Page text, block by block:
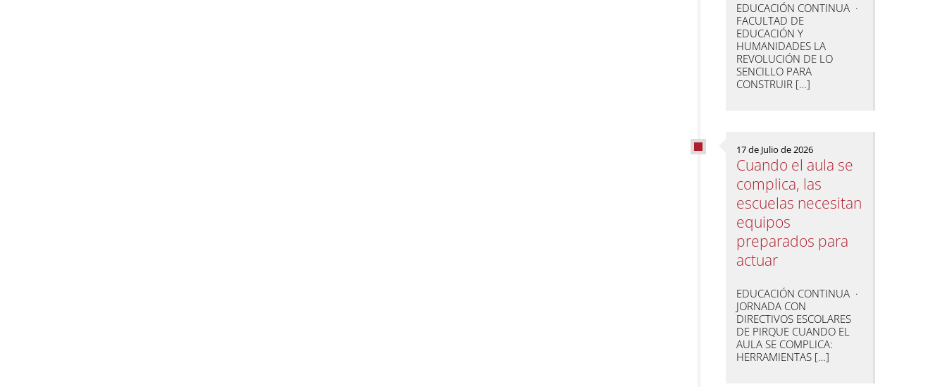
EDUCACIÓN CONTINUA ·
FACULTAD DE
EDUCACIÓN Y
HUMANIDADES LA
REVOLUCIÓN DE LO
SENCILLO PARA
CONSTRUIR […]
17 de Julio de 2026
Cuando el aula se
complica, las
escuelas necesitan
equipos
preparados para
actuar
EDUCACIÓN CONTINUA ·
JORNADA CON
DIRECTIVOS ESCOLARES
DE PIRQUE CUANDO EL
AULA SE COMPLICA:
HERRAMIENTAS […]